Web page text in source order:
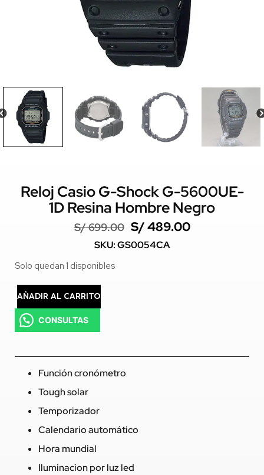
Reloj Casio G-Shock G-5600UE-
1D Resina Hombre Negro
S/699.00 S/489.00
SKU: GS0054CA
Solo quedan 1 disponibles
AÑADIR AL CARRITO
CONSULTAS
Función cronómetro
Tough solar
Temporizador
Calendario automático
Hora mundial
Iluminacion por luz led